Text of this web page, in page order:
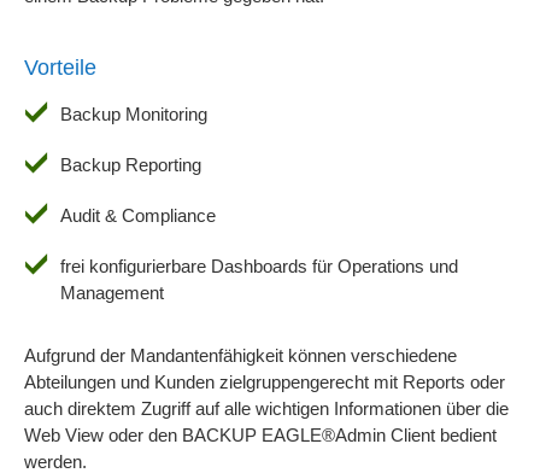
Vorteile
Backup Monitoring
Backup Reporting
Audit & Compliance
frei konfigurierbare Dashboards für Operations und
Management
Aufgrund der Mandantenfähigkeit können verschiedene
Abteilungen und Kunden zielgruppengerecht mit Reports oder
auch direktem Zugriff auf alle wichtigen Informationen über die
Web View oder den BACKUP EAGLE®Admin Client bedient
werden.